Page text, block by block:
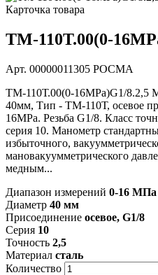
Карточка товара
ТМ-110Т.00(0-
Арт. 00000011305 РОСМА
ТМ-110Т.00(0-16MPa)G1/
40мм, Тип - ТМ-110Т, осевое
16MPa. Резьба G1/8. Класс
серия 10. Манометр
избыточного,
мановакуумметрического
медным...
Диапазон измерений 0-16 МПа
Диаметр 40 мм
Присоединение осевое, G1/8
Серия 10
Точность 2,5
Материал сталь
Количество